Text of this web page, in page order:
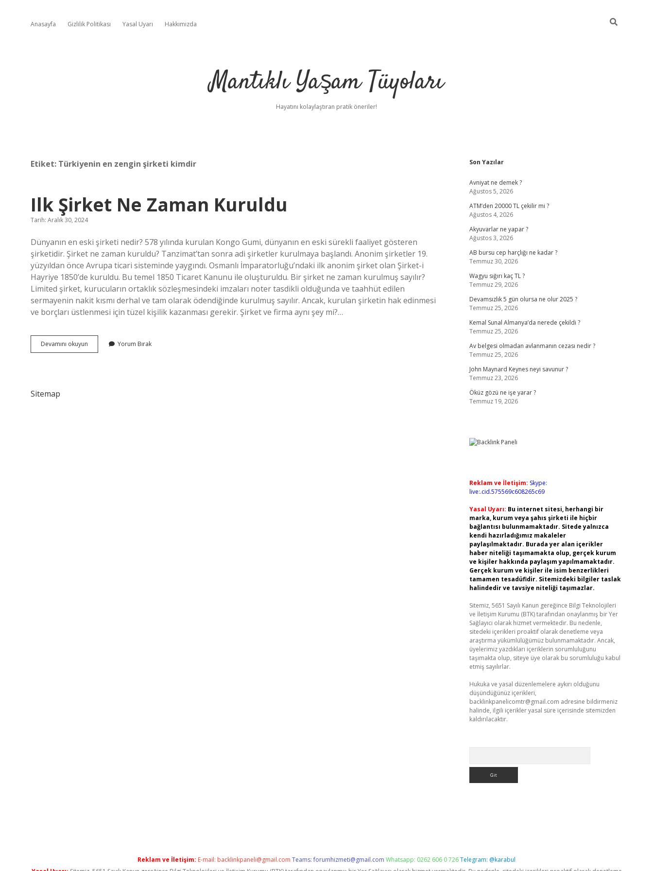
Anasayfa Gizlilik Politikası Yasal Uyarı Hakkımızda
Mantıklı Yaşam Tüyoları
Hayatını kolaylaştıran pratik öneriler!
Etiket: Türkiyenin en zengin şirketi kimdir
Ilk Şirket Ne Zaman Kuruldu
Tarih: Aralık 30, 2024
Dünyanın en eski şirketi nedir? 578 yılında kurulan Kongo Gumi, dünyanın en eski sürekli faaliyet gösteren
şirketidir. Şirket ne zaman kuruldu? Tanzimat’tan sonra adi şirketler kurulmaya başlandı. Anonim şirketler 19.
yüzyıldan önce Avrupa ticari sisteminde yaygındı. Osmanlı İmparatorluğu’ndaki ilk anonim şirket olan Şirket-i
Hayriye 1850’de kuruldu. Bu temel 1850 Ticaret Kanunu ile oluşturuldu. Bir şirket ne zaman kurulmuş sayılır?
Limited şirket, kurucuların ortaklık sözleşmesindeki imzaları noter tasdikli olduğunda ve taahhüt edilen
sermayenin nakit kısmı derhal ve tam olarak ödendiğinde kurulmuş sayılır. Ancak, kurulan şirketin hak edinmesi
ve borçları üstlenmesi için tüzel kişilik kazanması gerekir. Şirket ve firma aynı şey mi?…
Devamını okuyun
Şirket
Yorum Bırak
Sitemap
Sidebar
Son Yazılar
Avniyat ne demek ?
Ağustos 5, 2026
ATM’den 20000 TL çekilir mi ?
Ağustos 4, 2026
Akyuvarlar ne yapar ?
Ağustos 3, 2026
AB bursu cep harçlığı ne kadar ?
Temmuz 30, 2026
Wagyu sığırı kaç TL ?
Temmuz 29, 2026
Devamsızlık 5 gün olursa ne olur 2025 ?
Temmuz 25, 2026
Kemal Sunal Almanya’da nerede çekildi ?
Temmuz 25, 2026
Av belgesi olmadan avlanmanın cezası nedir ?
Temmuz 25, 2026
John Maynard Keynes neyi savunur ?
Temmuz 23, 2026
Öküz gözü ne işe yarar ?
Temmuz 19, 2026
Reklam ve İletişim: Skype:
live:.cid.575569c608265c69
Yasal Uyarı: Bu internet sitesi, herhangi bir
marka, kurum veya şahıs şirketi ile hiçbir
bağlantısı bulunmamaktadır. Sitede yalnızca
kendi hazırladığımız makaleler
paylaşılmaktadır. Burada yer alan içerikler
haber niteliği taşımamakta olup, gerçek kurum
ve kişiler hakkında paylaşım yapılmamaktadır.
Gerçek kurum ve kişiler ile isim benzerlikleri
tamamen tesadüfidir. Sitemizdeki bilgiler taslak
halindedir ve tavsiye niteliği taşımazlar.
Sitemiz, 5651 Sayılı Kanun gereğince Bilgi Teknolojileri
ve İletişim Kurumu (BTK) tarafından onaylanmış bir Yer
Sağlayıcı olarak hizmet vermektedir. Bu nedenle,
sitedeki içerikleri proaktif olarak denetleme veya
araştırma yükümlülüğümüz bulunmamaktadır. Ancak,
üyelerimiz yazdıkları içeriklerin sorumluluğunu
taşımakta olup, siteye üye olarak bu sorumluluğu kabul
etmiş sayılırlar.
Hukuka ve yasal düzenlemelere aykırı olduğunu
düşündüğünüz içerikleri,
backlinkpanelicomtr@gmail.com adresine bildirmeniz
halinde, ilgili içerikler yasal süre içerisinde sitemizden
kaldırılacaktır.
Reklam ve İletişim: E-mail: backlinkpaneli@gmail.com Teams:forumhizmeti@gmail.com Whatsapp: 0262 606 0 726Telegram: @karabul